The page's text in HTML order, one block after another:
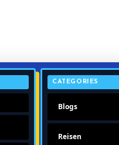
CATEGORIES
Blogs
Reisen